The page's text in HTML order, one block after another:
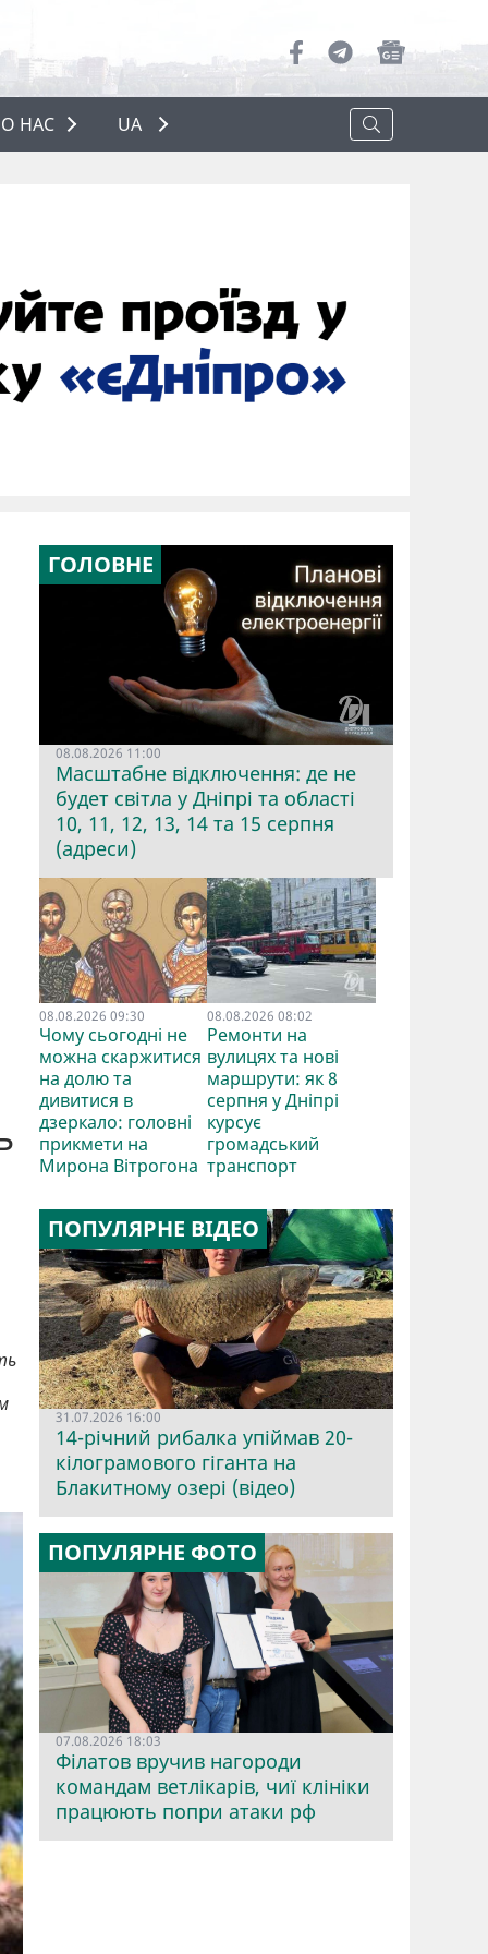
НАС
НАС
UA
ГОЛОВНЕ
08.08.2026 11:00
Масштабне відключення: де не
будет світла у Дніпрі та області
10, 11, 12, 13, 14 та 15 серпня
(адреси)
08.08.2026 09:30
Чому сьогодні не
можна скаржитися
на долю та
дивитися в
дзеркало: головні
прикмети на
Мирона Вітрогона
08.08.2026 08:02
Ремонти на
вулицях та нові
маршрути: як 8
серпня у Дніпрі
курсує
громадський
транспорт
ПОПУЛЯРНЕ ВІДЕО
31.07.2026 16:00
14-річний рибалка упіймав 20-
кілограмового гіганта на
Блакитному озері (відео)
ПОПУЛЯРНЕ ФОТО
07.08.2026 18:03
Філатов вручив нагороди
командам ветлікарів, чиї клініки
працюють попри атаки рф